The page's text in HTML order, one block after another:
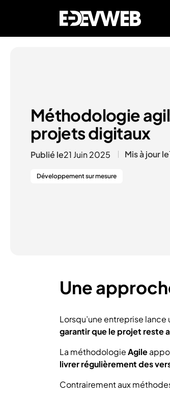
Méthodologie
projets digitaux
Publié le21 Juin 2025 Mis à jour le
Développement sur mesure
Une
Lorsqu’une entreprise
garantir que le projet reste
La méthodologieAgile
livrer régulièrement des
Contrairement aux